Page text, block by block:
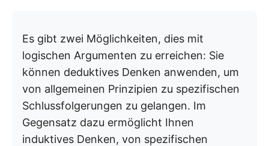
Es gibt zwei Möglichkeiten, dies mit
logischen Argumenten zu erreichen: Sie
können deduktives Denken anwenden, um
von allgemeinen Prinzipien zu spezifischen
Schlussfolgerungen zu gelangen. Im
Gegensatz dazu ermöglicht Ihnen
induktives Denken, von spezifischen